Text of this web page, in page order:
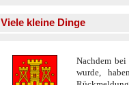
Viele kleine Dinge
Nachdem
wurde,